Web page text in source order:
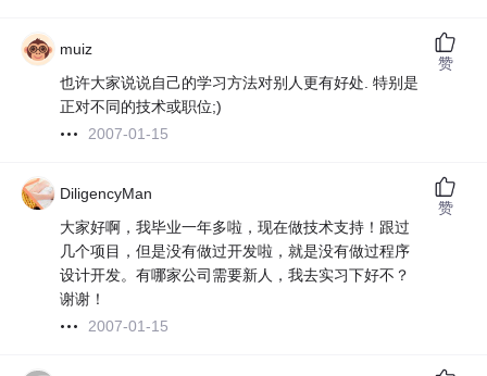
muiz
也许大家说说自己的学习方法对别人更有好处. 特别是
正对不同的技术或职位;)
2007-01-15
赞
DiligencyMan
大家好啊，我毕业一年多啦，现在做技术支持！跟过
几个项目，但是没有做过开发啦，就是没有做过程序
设计开发。有哪家公司需要新人，我去实习下好不？
谢谢！
2007-01-15
赞